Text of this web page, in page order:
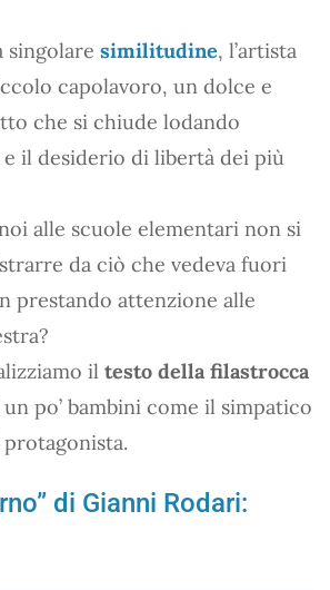
singolare similitudine, l’artista
capolavoro, un dolce e
che si chiude lodando
e il desiderio di libertà dei più
alle scuole elementari non si
da ciò che vedeva fuori
prestando attenzione alle
il testo della filastrocca
po’ bambini come il simpatico
di Gianni Rodari: